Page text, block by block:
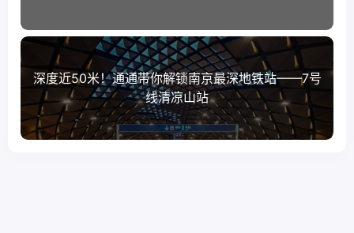
深度近50米！通通带你解锁南京最深地铁站——7号
线清凉山站